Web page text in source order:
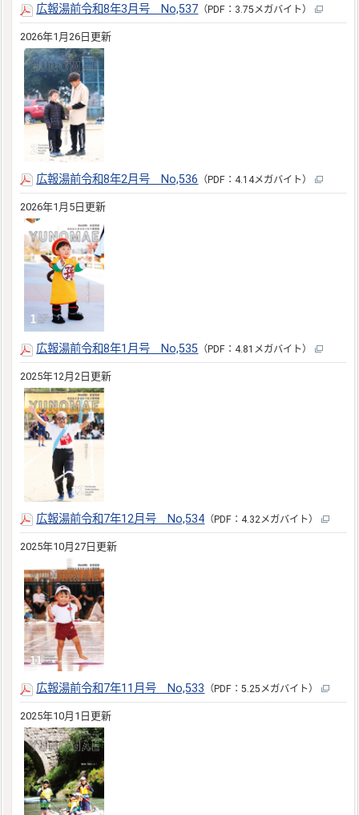
広報湯前令和8年3月号 No,537 （PDF：3.75メガバイト）
2026年1月26日更新
広報湯前令和8年2月号 No,536 （PDF：4.14メガバイト）
2026年1月5日更新
広報湯前令和8年1月号 No,535 （PDF：4.81メガバイト）
2025年12月2日更新
広報湯前令和7年12月号 No,534 （PDF：4.32メガバイト）
2025年10月27日更新
広報湯前令和7年11月号 No,533 （PDF：5.25メガバイト）
2025年10月1日更新